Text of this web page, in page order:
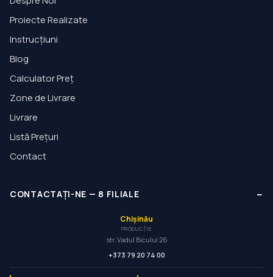
Proiecte Realizate
Instrucțiuni
Blog
Calculator Preț
Zone de Livrare
Livrare
Listă Prețuri
Contact
CONTACTAȚI-NE — 8 FILIALE −
Chișinău
PRODUCȚIE
str. Vadul Bicului 26
+373 79 20 74 00